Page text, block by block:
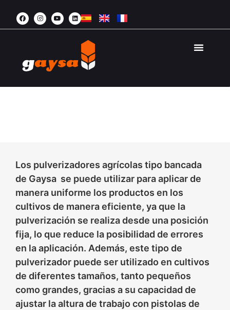
Los pulverizadores agrícolas tipo bancada
de Gaysa se puede utilizar para aplicar de
manera uniforme los productos en los
cultivos de manera eficiente, ya que la
pulverización se realiza desde una posición
fija, lo que reduce la posibilidad de errores
en la aplicación. Además, este tipo de
pulverizador puede ser utilizado en cultivos
de diferentes tamaños, tanto pequeños
como grandes, gracias a su capacidad de
ajustar la altura de trabajo con pistolas de